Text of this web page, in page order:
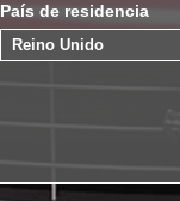
País de residencia